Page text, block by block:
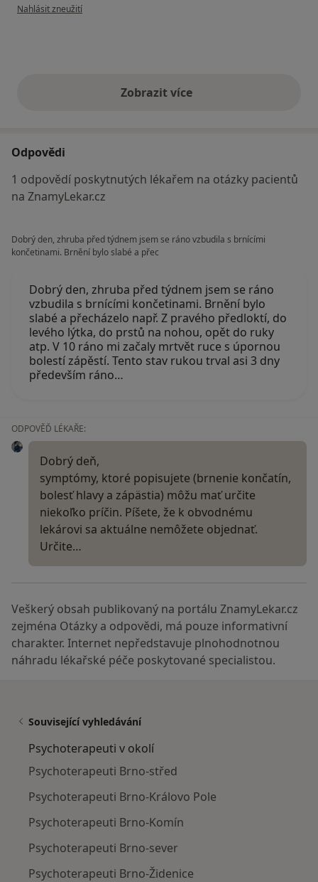
podle názoru uživatele M.M.
Nahlásit zneužití
Zobrazit vícevýše uvedené názory
Odpovědi
1 odpovědí poskytnutých lékařem na otázky pacientů
na ZnamyLekar.cz
Dobrý den, zhruba před týdnem jsem se ráno vzbudila s brnícími
končetinami. Brnění bylo slabé a přec
Dobrý den, zhruba před týdnem jsem se ráno
vzbudila s brnícími končetinami. Brnění bylo
slabé a přecházelo např. Z pravého předloktí, do
levého lýtka, do prstů na nohou, opět do ruky
atp. V 10 ráno mi začaly mrtvět ruce s úpornou
bolestí zápěstí. Tento stav rukou trval asi 3 dny
především ráno…
ODPOVĚĎ LÉKAŘE:
Dobrý deň,
symptómy, ktoré popisujete (brnenie končatín,
bolesť hlavy a zápästia) môžu mať určite
niekoľko príčin. Píšete, že k obvodnému
lekárovi sa aktuálne nemôžete objednať.
Určite…
Veškerý obsah publikovaný na portálu ZnamyLekar.cz
zejména Otázky a odpovědi, má pouze informativní
charakter. Internet nepředstavuje plnohodnotnou
náhradu lékařské péče poskytované specialistou.
Související vyhledávání
Psychoterapeuti v okolí
Psychoterapeuti Brno-střed
Psychoterapeuti Brno-Královo Pole
Psychoterapeuti Brno-Komín
Psychoterapeuti Brno-sever
Psychoterapeuti Brno-Židenice